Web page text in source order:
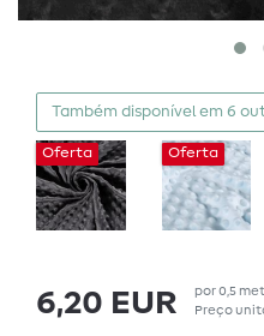
Também disponível em 6
Oferta Oferta
6,20 EUR por0,5
Preço